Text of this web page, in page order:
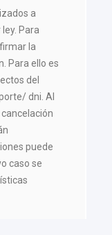
a
Para
la
Para ello es
del
dni. Al
puede
caso se